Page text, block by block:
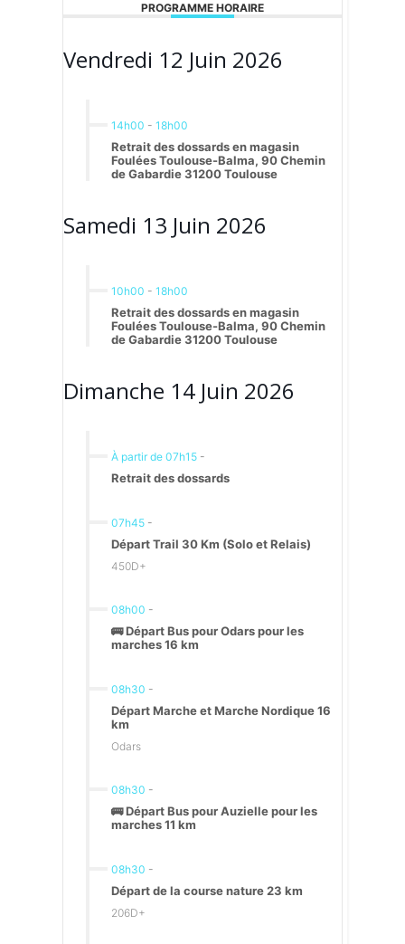
PROGRAMME HORAIRE
Vendredi 12 Juin 2026
14h00 - 18h00
Retrait des dossards en magasin
Foulées Toulouse-Balma, 90 Chemin
de Gabardie 31200 Toulouse
Samedi 13 Juin 2026
10h00 - 18h00
Retrait des dossards en magasin
Foulées Toulouse-Balma, 90 Chemin
de Gabardie 31200 Toulouse
Dimanche 14 Juin 2026
À partir de 07h15 -
Retrait des dossards
07h45 -
Départ Trail 30 Km (Solo et Relais)
450D+
08h00 -
🚌 Départ Bus pour Odars pour les
marches 16 km
08h30 -
Départ Marche et Marche Nordique 16
km
Odars
08h30 -
🚌 Départ Bus pour Auzielle pour les
marches 11 km
08h30 -
Départ de la course nature 23 km
206D+